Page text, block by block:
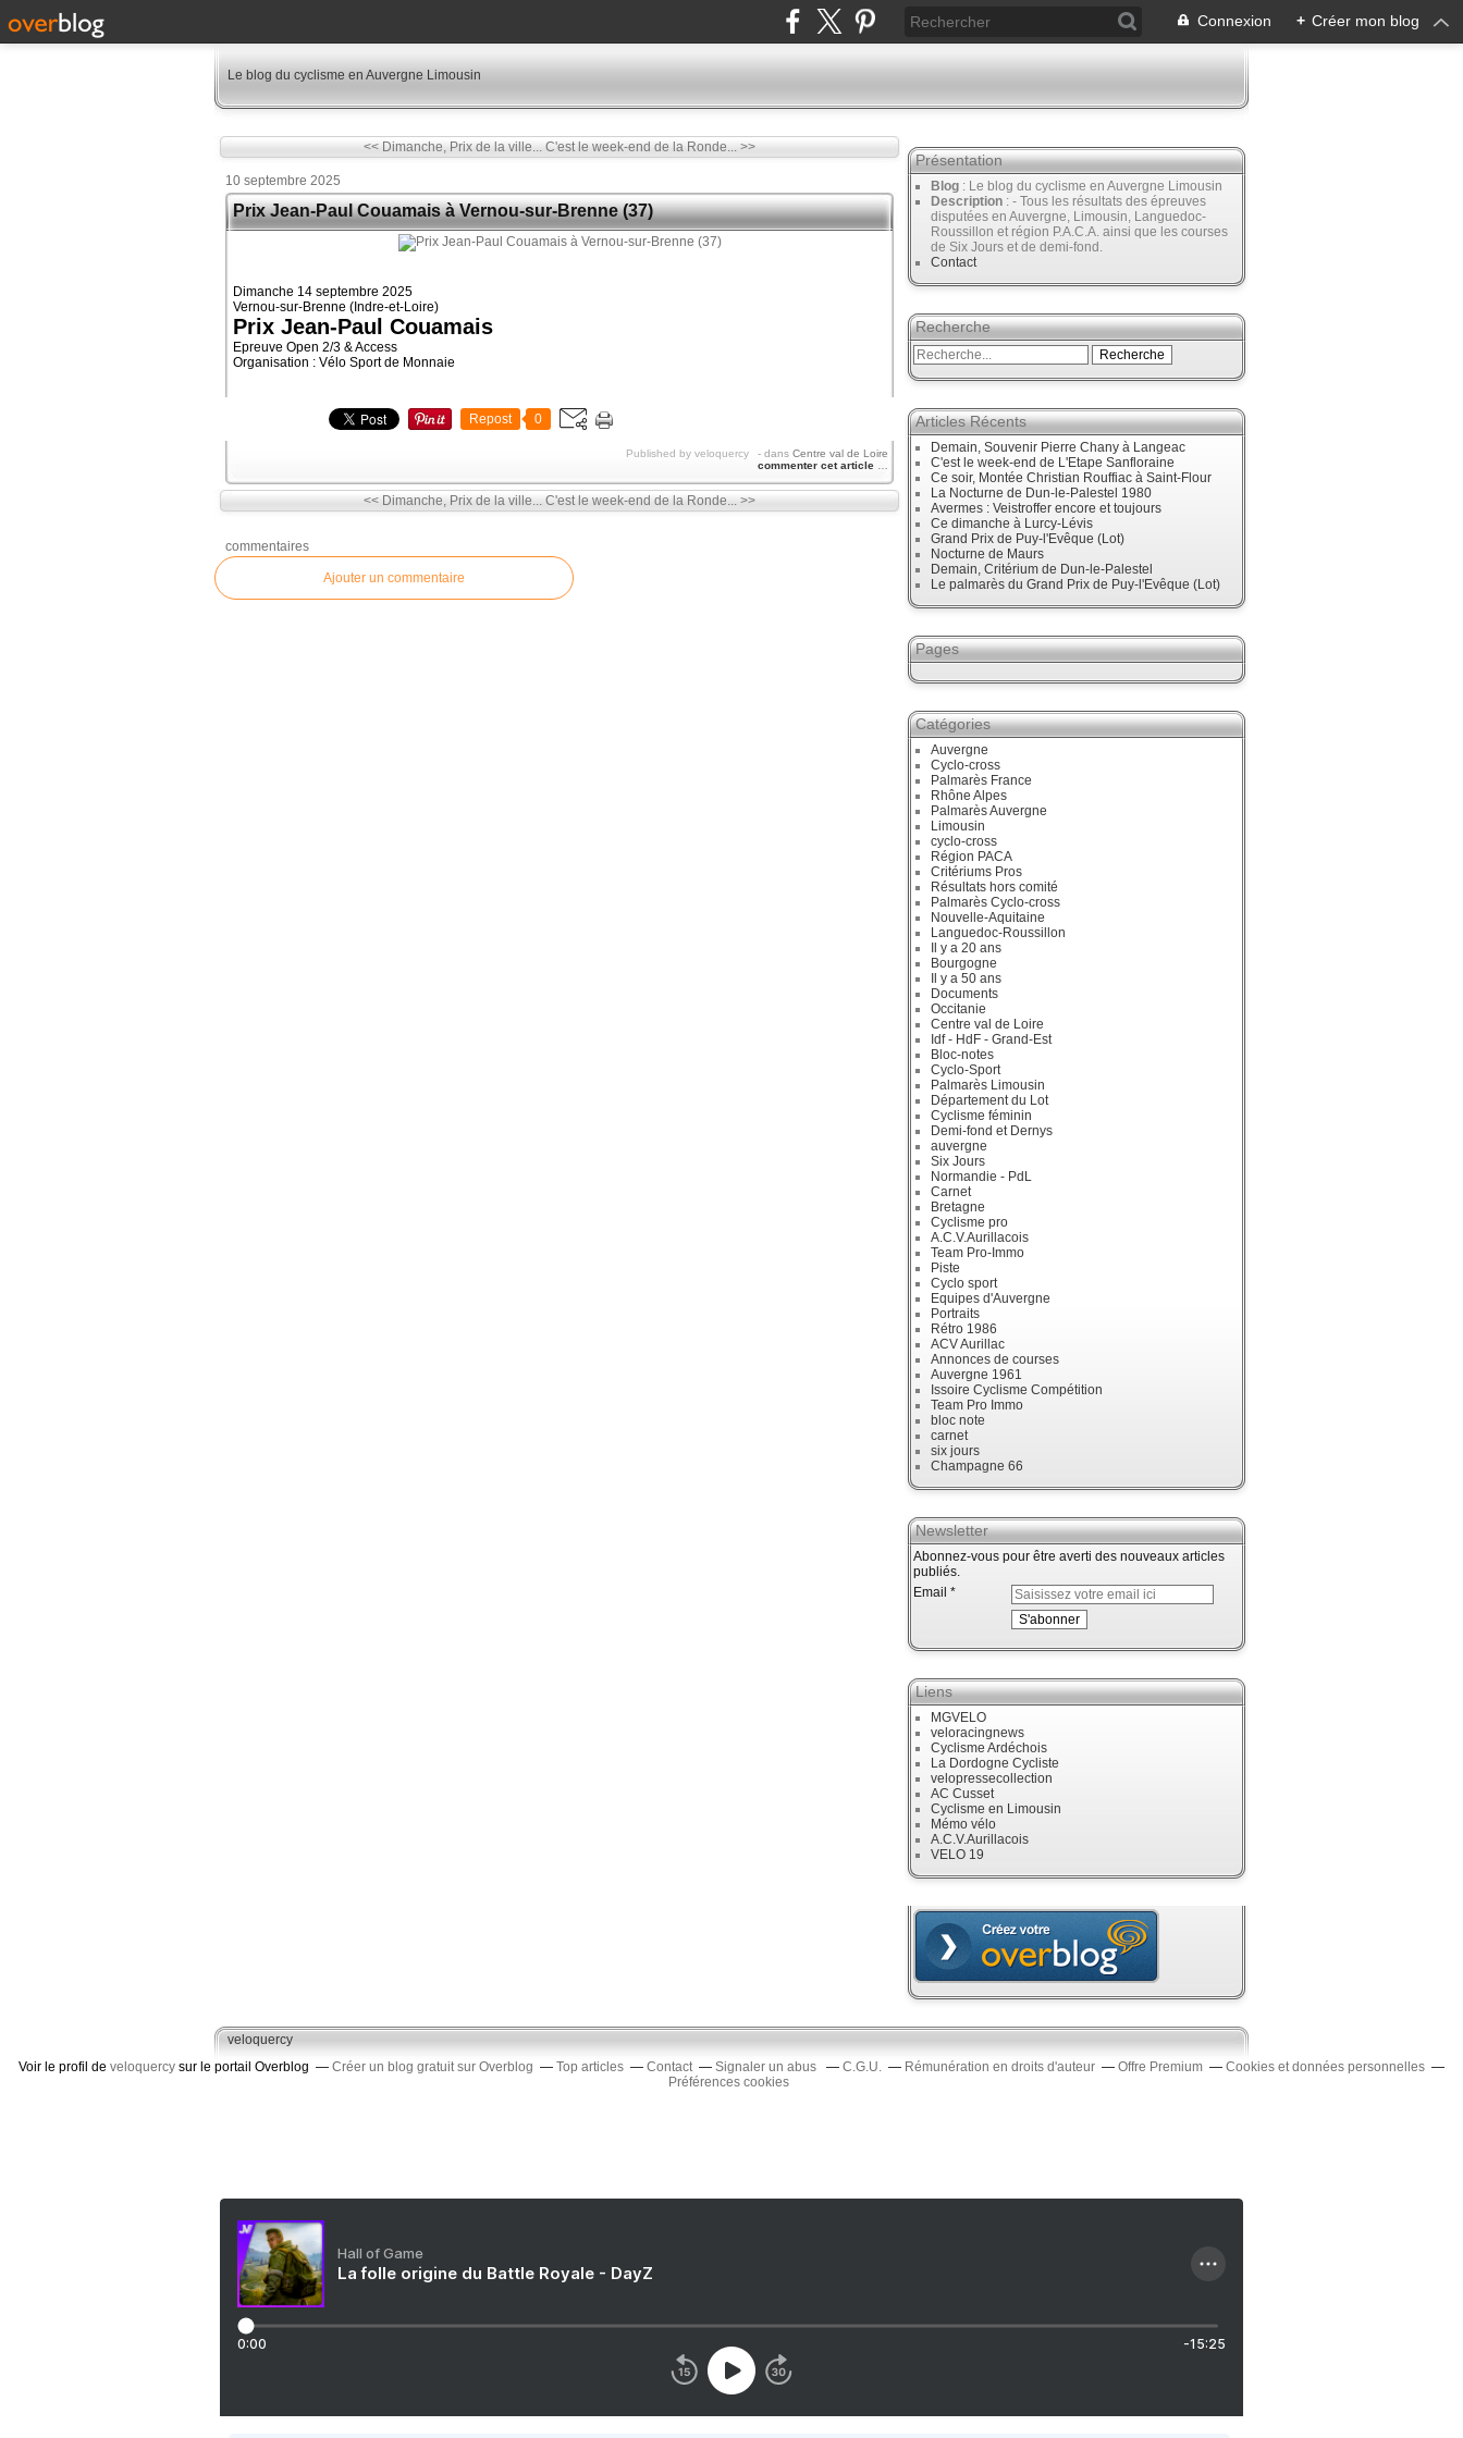
Connexion + Créer mon blog
Le blog du cyclisme en Auvergne Limousin
<< Dimanche, Prix de la ville... C'est le week-end de la Ronde... >>
10 septembre 2025
Prix Jean-Paul Couamais à Vernou-sur-Brenne (37)
Dimanche 14 septembre 2025
Vernou-sur-Brenne (Indre-et-Loire)
Prix Jean-Paul Couamais
Epreuve Open 2/3 & Access
Organisation : Vélo Sport de Monnaie
Repost 0
Published by veloquercy - dans Centre val de Loire
commenter cet article
<< Dimanche, Prix de la ville... C'est le week-end de la Ronde... >>
commentaires
Ajouter un commentaire
Présentation
Blog : Le blog du cyclisme en Auvergne Limousin
Description : - Tous les résultats des épreuves
disputées en Auvergne, Limousin, Languedoc-
Roussillon et région P.A.C.A. ainsi que les courses
de Six Jours et de demi-fond.
Contact
Recherche
Articles Récents
Demain, Souvenir Pierre Chany à Langeac
C'est le week-end de L'Etape Sanfloraine
Ce soir, Montée Christian Rouffiac à Saint-Flour
La Nocturne de Dun-le-Palestel 1980
Avermes : Veistroffer encore et toujours
Ce dimanche à Lurcy-Lévis
Grand Prix de Puy-l'Evêque (Lot)
Nocturne de Maurs
Demain, Critérium de Dun-le-Palestel
Le palmarès du Grand Prix de Puy-l'Evêque (Lot)
Pages
Catégories
Auvergne
Cyclo-cross
Palmarès France
Rhône Alpes
Palmarès Auvergne
Limousin
cyclo-cross
Région PACA
Critériums Pros
Résultats hors comité
Palmarès Cyclo-cross
Nouvelle-Aquitaine
Languedoc-Roussillon
Il y a 20 ans
Bourgogne
Il y a 50 ans
Documents
Occitanie
Centre val de Loire
Idf - HdF - Grand-Est
Bloc-notes
Cyclo-Sport
Palmarès Limousin
Département du Lot
Cyclisme féminin
Demi-fond et Dernys
auvergne
Six Jours
Normandie - PdL
Carnet
Bretagne
Cyclisme pro
A.C.V.Aurillacois
Team Pro-Immo
Piste
Cyclo sport
Equipes d'Auvergne
Portraits
Rétro 1986
ACV Aurillac
Annonces de courses
Auvergne 1961
Issoire Cyclisme Compétition
Team Pro Immo
bloc note
carnet
six jours
Champagne 66
Newsletter
Abonnez-vous pour être averti des nouveaux articles
publiés.
Email
Liens
MGVELO
veloracingnews
Cyclisme Ardéchois
La Dordogne Cycliste
velopressecollection
AC Cusset
Cyclisme en Limousin
Mémo vélo
A.C.V.Aurillacois
VELO 19
veloquercy
Voir le profil de veloquercy sur le portail Overblog Créer un blog gratuit sur Overblog Top articles Contact Signaler un abus C.G.U. Rémunération en droits d'auteur Offre Premium
Cookies et données personnelles
Préférences cookies
Hall of Game
La folle origine du Battle Royale - DayZ
0:00 -15:25